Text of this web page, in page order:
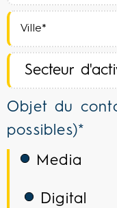
Objet du
possibles)*
Media
Digital